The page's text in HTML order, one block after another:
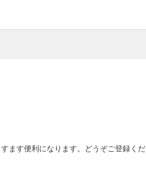
ます便利になります。どうぞご登録くだ